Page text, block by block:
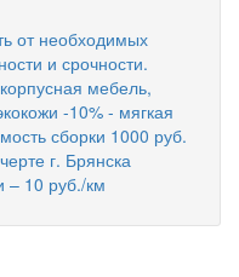
от необходимых
и срочности.
мебель,
-10% - мягкая
сборки 1000 руб.
г. Брянска
– 10 руб./км